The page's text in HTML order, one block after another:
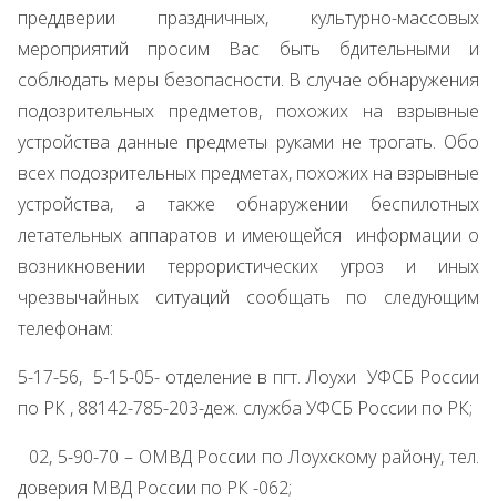
преддверии праздничных, культурно-массовых
мероприятий просим Вас быть бдительными и
соблюдать меры безопасности. В случае обнаружения
подозрительных предметов, похожих на взрывные
устройства данные предметы руками не трогать. Обо
всех подозрительных предметах, похожих на взрывные
устройства, а также обнаружении беспилотных
летательных аппаратов и имеющейся информации о
возникновении террористических угроз и иных
чрезвычайных ситуаций сообщать по следующим
телефонам:
5-17-56, 5-15-05- отделение в пгт. Лоухи УФСБ России
по РК , 88142-785-203-деж. служба УФСБ России по РК;
02, 5-90-70 – ОМВД России по Лоухскому району, тел.
доверия МВД России по РК -062;